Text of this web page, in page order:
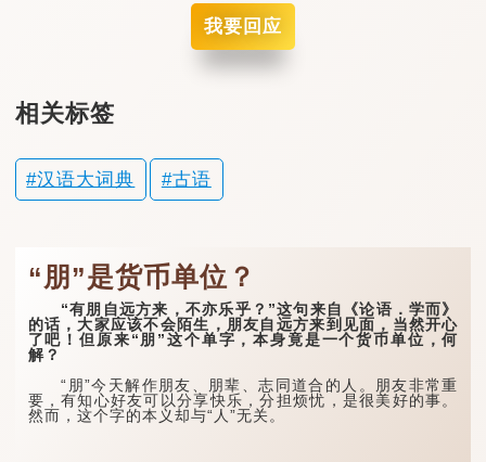
我要回应
相关标签
汉语大词典 古语
“朋”是货币单位？
“有朋自远方来，不亦乐乎？”这句来自《论语．学而》
的话，大家应该不会陌生，朋友自远方来到见面，当然开心
了吧！但原来“朋”这个单字，本身竟是一个货币单位，何
解？
“朋”今天解作朋友、朋辈、志同道合的人。朋友非常重
要，有知心好友可以分享快乐，分担烦忧，是很美好的事。
然而，这个字的本义却与“人”无关。